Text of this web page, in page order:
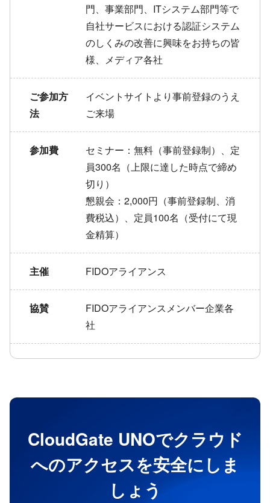
門、事業部門、ITシステム部門等で
自社サービスにおける認証システム
のしくみの改善に興味をお持ちの皆
様、メディア各社
ご参加方
法
イベントサイトより事前登録のうえ
ご来場
参加費
セミナー：無料（事前登録制）、定
員300名（上限に達した時点で締め
切り）
懇親会：2,000円（事前登録制、消
費税込）、定員100名（受付にて現
金精算）
主催 FIDOアライアンス
協賛
FIDOアライアンスメンバー企業各
社
CloudGate UNOでクラウド
へのアクセスを安全にしま
しょう